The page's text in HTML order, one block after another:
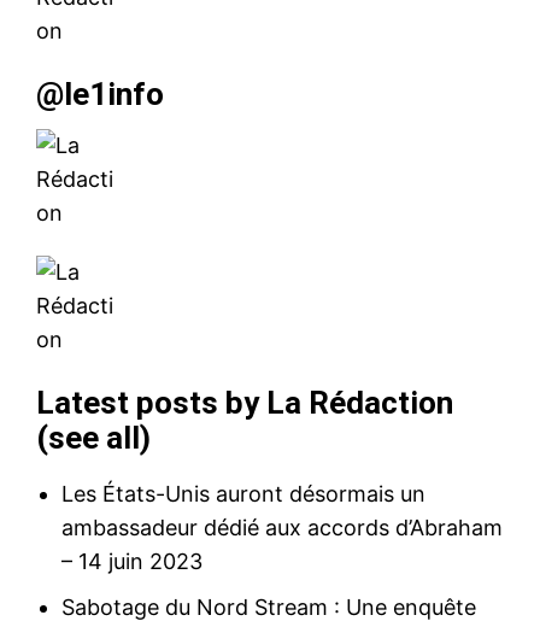
@le1info
Latest posts by La Rédaction
(see all)
Les États-Unis auront désormais un
ambassadeur dédié aux accords d’Abraham
– 14 juin 2023
Sabotage du Nord Stream : Une enquête